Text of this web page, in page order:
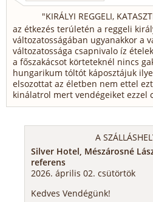
"KIRÁLYI REGGELI,
az étkezés terúletén a reggeli
változatosságában ugyanakkor a
változatossága csapnivalo íz
a főszakácsot körteteknél nincs
hungarikum tóltót káposztájuk
elsozottat az életben nem ettel
kinálatrol mert vendégeiket ezzel
A
Silver Hotel, Mészárosné
referens
2026. április 02. csütörtök
Kedves Vendégünk!